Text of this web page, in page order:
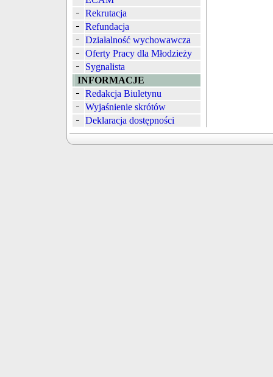
Rekrutacja
Refundacja
Działalność wychowawcza
Oferty Pracy dla Młodzieży
Sygnalista
INFORMACJE
Redakcja Biuletynu
Wyjaśnienie skrótów
Deklaracja dostępności